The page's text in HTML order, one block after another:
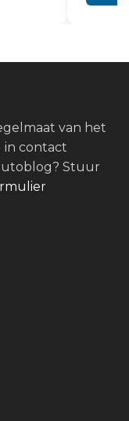
van het
in contact
Stuur